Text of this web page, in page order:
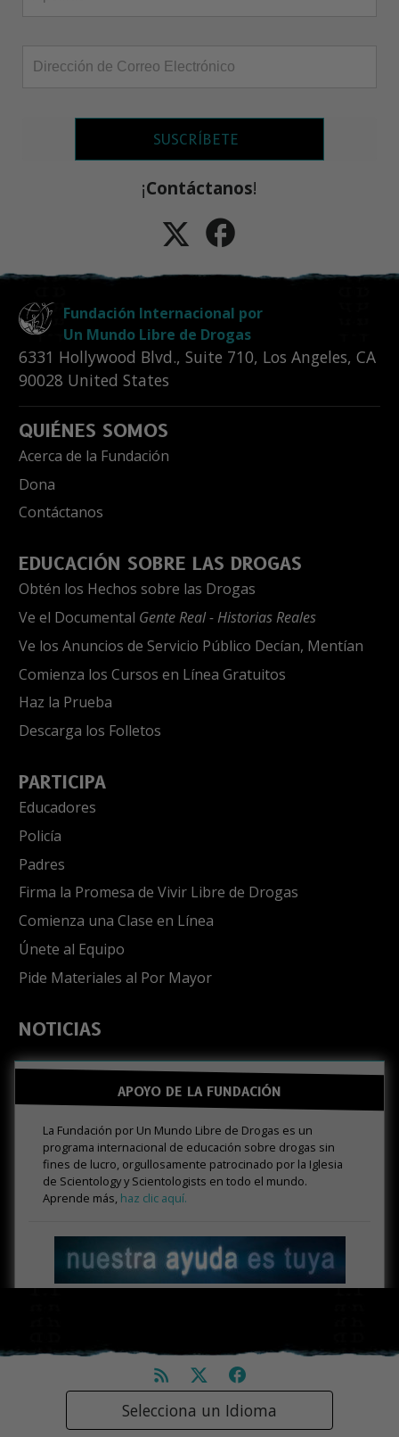
SUSCRÍBETE
¡Contáctanos!
Fundación Internacional por
Un Mundo Libre de Drogas
6331 Hollywood Blvd., Suite 710, Los Angeles, CA
90028 United States
QUIÉNES SOMOS
Acerca de la Fundación
Dona
Contáctanos
EDUCACIÓN SOBRE LAS DROGAS
Obtén los Hechos sobre las Drogas
Ve el Documental Gente Real - Historias Reales
Ve los Anuncios de Servicio Público Decían, Mentían
Comienza los Cursos en Línea Gratuitos
Haz la Prueba
Descarga los Folletos
PARTICIPA
Educadores
Policía
Padres
Firma la Promesa de Vivir Libre de Drogas
Comienza una Clase en Línea
Únete al Equipo
Pide Materiales al Por Mayor
NOTICIAS
APOYO DE LA FUNDACIÓN
La Fundación por Un Mundo Libre de Drogas es un
programa internacional de educación sobre drogas sin
fines de lucro, orgullosamente patrocinado por la Iglesia
de Scientology y Scientologists en todo el mundo.
Aprende más, haz clic aquí.
Selecciona un Idioma